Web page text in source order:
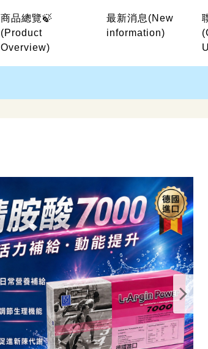
商品總覽🍃
(Product
Overview)
最新消息 (New
information)